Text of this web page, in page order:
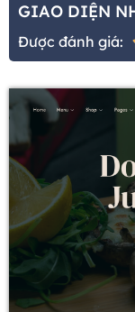
GIAO DIỆN
Được đánh giá: